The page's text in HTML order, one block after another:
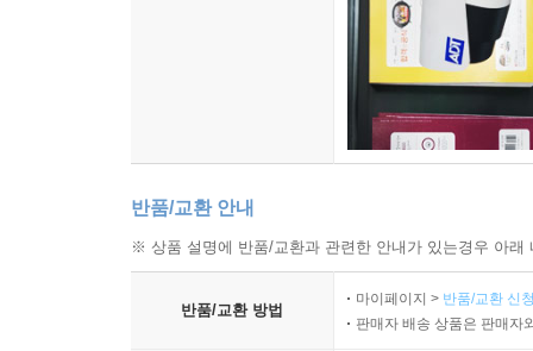
반품/교환 안내
※ 상품 설명에 반품/교환과 관련한 안내가 있는경우 아
반품/교환 방법
마이페이지 > 반품/교환 신
판매자 배송 상품은 판매자